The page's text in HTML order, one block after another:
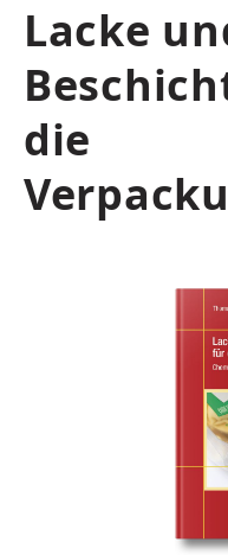
Lacke
die
Bildergalerie